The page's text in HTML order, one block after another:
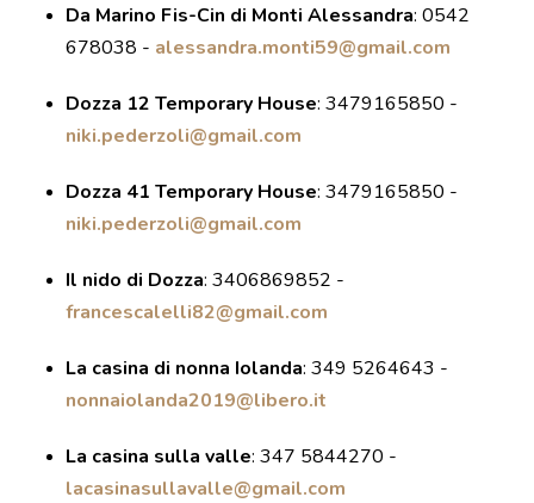
DOVE DORMIRE
ATTRAZIONI
EVENTI
ITINERARI
MURO
DIPINTO
ENOTECA
Da Marino Fis-Cin di Monti Alessandra: 0542
678038 - alessandra.monti59@gmail.com
Dozza 12 Temporary House: 3479165850 -
niki.pederzoli@gmail.com
Dozza 41 Temporary House: 3479165850 -
niki.pederzoli@gmail.com
Il nido di Dozza: 3406869852 -
francescalelli82@gmail.com
La casina di nonna Iolanda: 349 5264643 -
nonnaiolanda2019@libero.it
La casina sulla valle: 347 5844270 -
lacasinasullavalle@gmail.com